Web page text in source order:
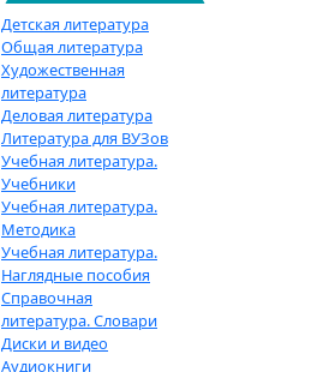
Детская литература
Общая литература
Художественная
литература
Деловая литература
Литература для ВУЗов
Учебная литература.
Учебники
Учебная литература.
Методика
Учебная литература.
Наглядные пособия
Справочная
литература. Словари
Диски и видео
Аудиокниги